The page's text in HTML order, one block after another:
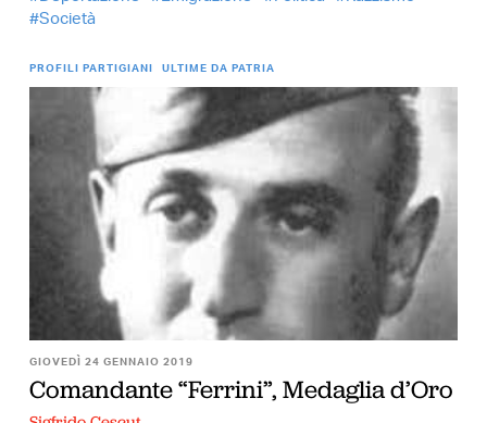
Società
PROFILI PARTIGIANI ULTIME DA PATRIA
GIOVEDÌ 24 GENNAIO 2019
Comandante “Ferrini”, Medaglia d’Oro